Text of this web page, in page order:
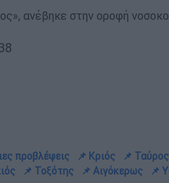
ανέβηκε στην οροφή
προβλέψεις 📌 Κριός 📌 Ταύρος
📌 Τοξότης 📌 Αιγόκερως 📌